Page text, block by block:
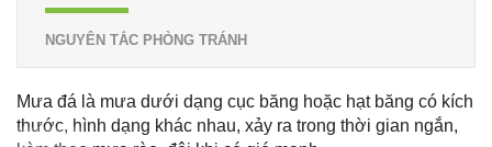
NGUYÊN TẮC PHÒNG TRÁNH
Mưa đá là mưa dưới dạng cục băng hoặc hạt băng có kích
thước, hình dạng khác nhau, xảy ra trong thời gian ngắn,